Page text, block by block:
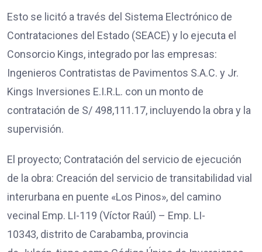
Esto se licitó a través del Sistema Electrónico de
Contrataciones del Estado (SEACE) y lo ejecuta el
Consorcio Kings, integrado por las empresas:
Ingenieros Contratistas de Pavimentos S.A.C. y Jr.
Kings Inversiones E.I.R.L. con un monto de
contratación de S/ 498,111.17, incluyendo la obra y la
supervisión.
El proyecto; Contratación del servicio de ejecución
de la obra: Creación del servicio de transitabilidad vial
interurbana en puente «Los Pinos», del camino
vecinal Emp. LI-119 (Víctor Raúl) – Emp. LI-
10343, distrito de Carabamba, provincia